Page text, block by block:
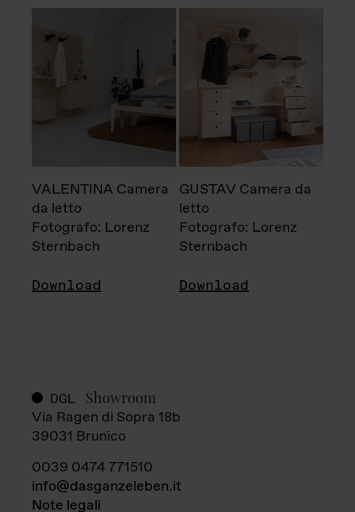
VALENTINA Camera
da letto
Fotografo: Lorenz
Sternbach
Download
GUSTAV Camera da
letto
Fotografo: Lorenz
Sternbach
Download
DGL Showroom
Via Ragen di Sopra 18b
39031 Brunico
0039 0474 771510
info@dasganzeleben.it
Note legali